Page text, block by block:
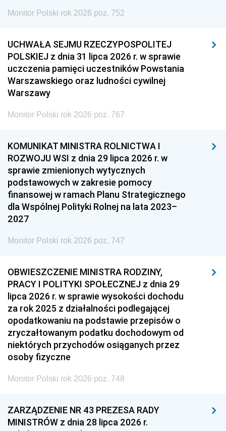
Monitor Polski rok 2026 poz. 752
UCHWAŁA SEJMU RZECZYPOSPOLITEJ
POLSKIEJ z dnia 31 lipca 2026 r. w sprawie
uczczenia pamięci uczestników Powstania
Warszawskiego oraz ludności cywilnej
Warszawy
Monitor Polski rok 2026 poz. 767
KOMUNIKAT MINISTRA ROLNICTWA I
ROZWOJU WSI z dnia 29 lipca 2026 r. w
sprawie zmienionych wytycznych
podstawowych w zakresie pomocy
finansowej w ramach Planu Strategicznego
dla Wspólnej Polityki Rolnej na lata 2023–
2027
Monitor Polski rok 2026 poz. 747
OBWIESZCZENIE MINISTRA RODZINY,
PRACY I POLITYKI SPOŁECZNEJ z dnia 29
lipca 2026 r. w sprawie wysokości dochodu
za rok 2025 z działalności podlegającej
opodatkowaniu na podstawie przepisów o
zryczałtowanym podatku dochodowym od
niektórych przychodów osiąganych przez
osoby fizyczne
Monitor Polski rok 2026 poz. 748
ZARZĄDZENIE NR 43 PREZESA RADY
MINISTRÓW z dnia 28 lipca 2026 r.